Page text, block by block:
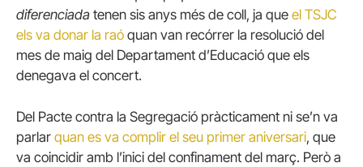
diferenciada tenen sis anys més de coll, ja que el TSJC
els va donar la raó quan van recórrer la resolució del
mes de maig del Departament d’Educació que els
denegava el concert.
Del Pacte contra la Segregació pràcticament ni se’n va
parlar quan es va complir el seu primer aniversari, que
va coincidir amb l’inici del confinament del març. Però a